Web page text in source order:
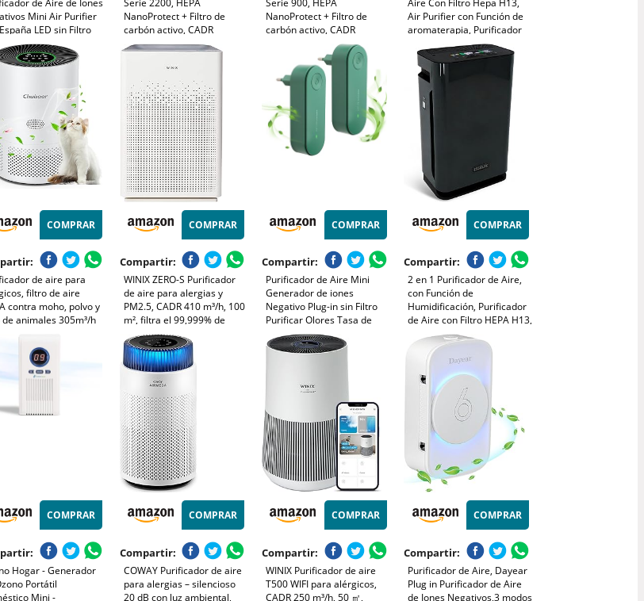
Mini Air Purifier
LED sin Filtro
Dormitorio, Oficina y
de Mascotas,
Silencioso y
NanoProtect + Filtro de
carbón activo, CADR
400m³/h para 104m²,
Personas alérgicas, Ultra
silencioso, Filtro inteligente
y duradero (AC2210/10)
NanoProtect + Filtro de
carbón activo, CADR
250m³/h para alérgicos de
65m², silencioso, inteligente
y de bajo consumo
(AC0950/10)
Air Purifier con Función de
aromaterapia, Purificador
De Aire Para Alergias
Hogar con Filtración en 3
etapas, Luz nocturna
COMPRAR
de aire para
filtro de aire
contra moho, polvo y
de animales 305m³/h
110m², indicador de
del aire, modo
COMPRAR
Compartir:
WINIX ZERO-S Purificador
de aire para alergias y
PM2.5, CADR 410 m³/h, 100
m², filtra el 99,999% de
polen, alergias, polvo y
humo, monitor de calidad
del aire, modo de
suspensión y automático.
COMPRAR
Compartir:
Purificador de Aire Mini
Generador de iones
Negativo Plug-in sin Filtro
Purificar Olores Tasa de
esterilización 99,97% para
Habitación de
COMPRAR
Compartir:
2 en 1 Purificador de Aire,
con Función de
Humidificación, Purificador
de Aire con Filtro HEPA H13,
CADR 330m³/h a 80㎡,
Elimina 99.97% de Alergias
Polen Ácaros Humo Pelo de
Mascota, 22dB Modo de
Sueño
COMPRAR
Hogar - Generador
Portátil
Mini -
COMPRAR
Compartir:
COWAY Purificador de aire
para alergias – silencioso
20 dB con luz ambiental,
COMPRAR
Compartir:
WINIX Purificador de aire
T500 WIFI para alérgicos,
CADR 250 m³/h, 50 ㎡,
COMPRAR
Compartir:
Purificador de Aire, Dayear
Plug in Purificador de Aire
de Iones Negativos,3 modos